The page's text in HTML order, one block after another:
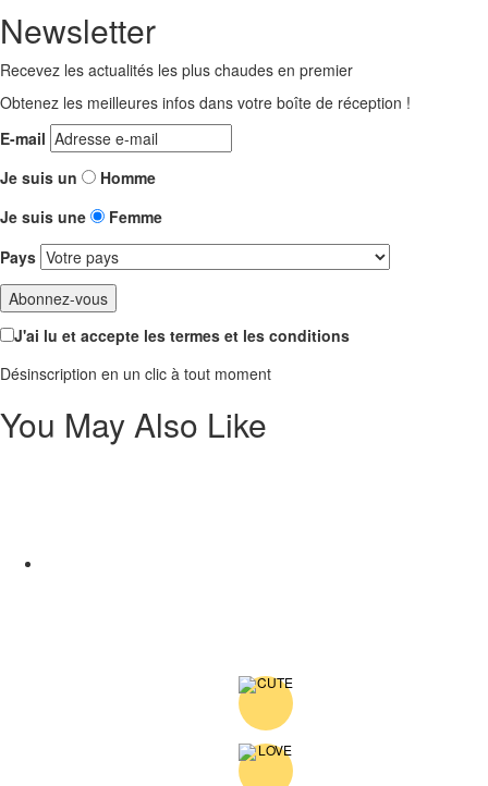
Newsletter
Recevez les actualités les plus chaudes en premier
Obtenez les meilleures infos dans votre boîte de réception !
E-mail
Je suis un
Homme
Je suis une
Femme
Pays
J'ai lu et accepte les termes et les conditions
Désinscription en un clic à tout moment
You May Also Like